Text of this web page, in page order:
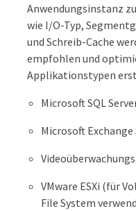
Anwendungsinstanz
wie I/O-Typ,
und Schreib-Cache
empfohlen und
Applikationstypen
Microsoft SQL
Microsoft Exchange
VMware ESXi (für
File System